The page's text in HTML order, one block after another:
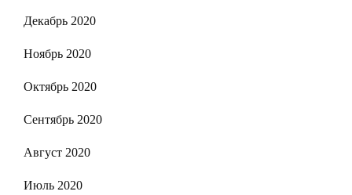
Декабрь 2020
Ноябрь 2020
Октябрь 2020
Сентябрь 2020
Август 2020
Июль 2020